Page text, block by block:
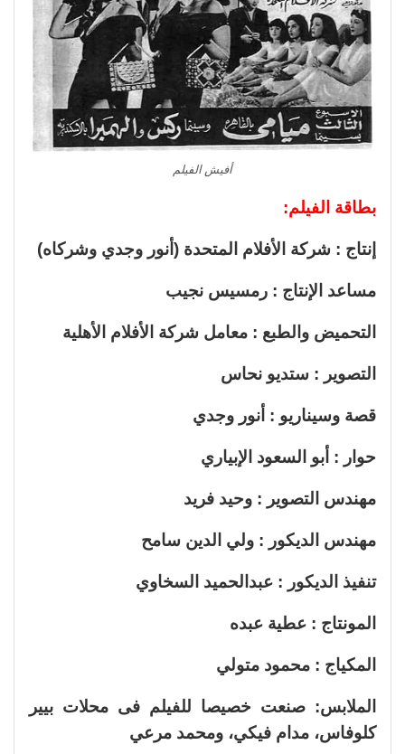
أفيش الفيلم
بطاقة الفيلم:
إنتاج : شركة الأفلام المتحدة (أنور وجدي وشركاه)
مساعد الإنتاج : رمسيس نجيب
التحميض والطبع : معامل شركة الأفلام الأهلية
التصوير : ستديو نحاس
قصة وسيناريو : أنور وجدي
حوار : أبو السعود الإبياري
مهندس التصوير : وحيد فريد
مهندس الديكور : ولي الدين سامح
تنفيذ الديكور : عبدالحميد السخاوي
المونتاج : عطية عبده
المكياج : محمود متولي
الملابس: صنعت خصيصا للفيلم فى محلات بيير
كلوفاس، مدام فيكي، ومحمد مرعي